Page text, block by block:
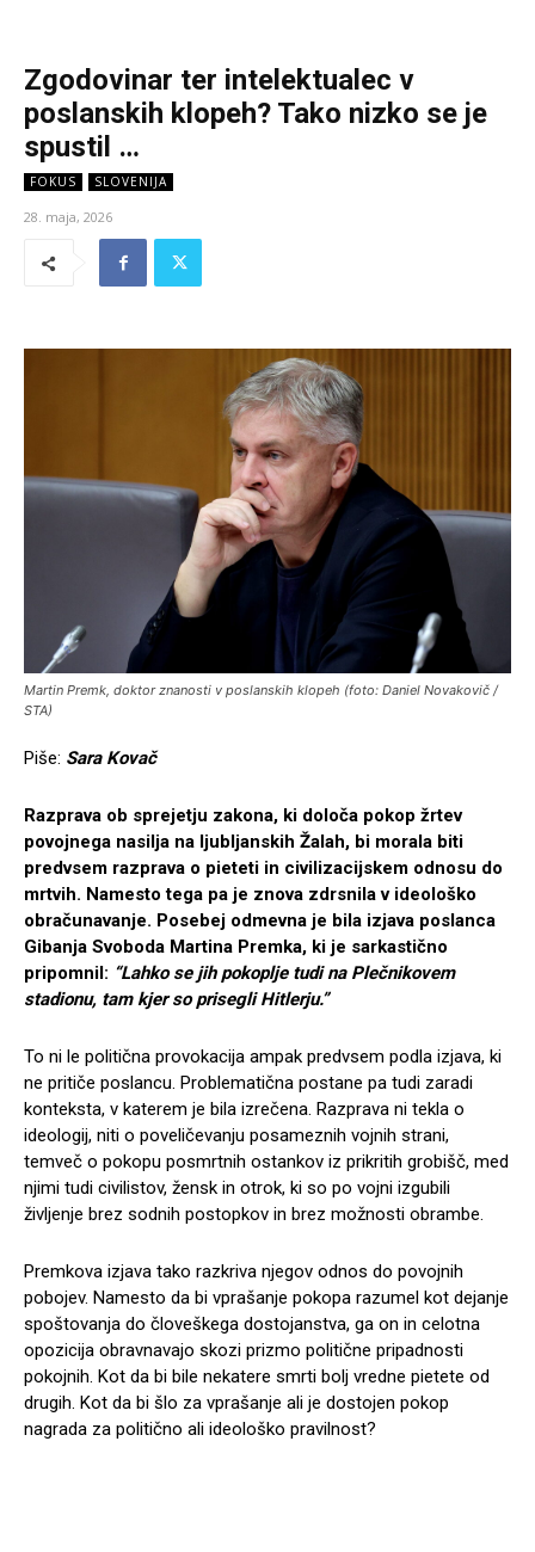
Zgodovinar ter intelektualec v
poslanskih klopeh? Tako nizko se je
spustil …
FOKUS SLOVENIJA
28. maja, 2026
Martin Premk, doktor znanosti v poslanskih klopeh (foto: Daniel Novakovič /
STA)
Piše: Sara Kovač
Razprava ob sprejetju zakona, ki določa pokop žrtev
povojnega nasilja na ljubljanskih Žalah, bi morala biti
predvsem razprava o pieteti in civilizacijskem odnosu do
mrtvih. Namesto tega pa je znova zdrsnila v ideološko
obračunavanje. Posebej odmevna je bila izjava poslanca
Gibanja Svoboda Martina Premka, ki je sarkastično
pripomnil: “Lahko se jih pokoplje tudi na Plečnikovem
stadionu, tam kjer so prisegli Hitlerju.”
To ni le politična provokacija ampak predvsem podla izjava, ki
ne pritiče poslancu. Problematična postane pa tudi zaradi
konteksta, v katerem je bila izrečena. Razprava ni tekla o
ideologij, niti o poveličevanju posameznih vojnih strani,
temveč o pokopu posmrtnih ostankov iz prikritih grobišč, med
njimi tudi civilistov, žensk in otrok, ki so po vojni izgubili
življenje brez sodnih postopkov in brez možnosti obrambe.
Premkova izjava tako razkriva njegov odnos do povojnih
pobojev. Namesto da bi vprašanje pokopa razumel kot dejanje
spoštovanja do človeškega dostojanstva, ga on in celotna
opozicija obravnavajo skozi prizmo politične pripadnosti
pokojnih. Kot da bi bile nekatere smrti bolj vredne pietete od
drugih. Kot da bi šlo za vprašanje ali je dostojen pokop
nagrada za politično ali ideološko pravilnost?